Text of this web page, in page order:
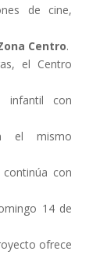
de cine,
Centro.
el Centro
infantil con
el mismo
con
14 de
ofrece